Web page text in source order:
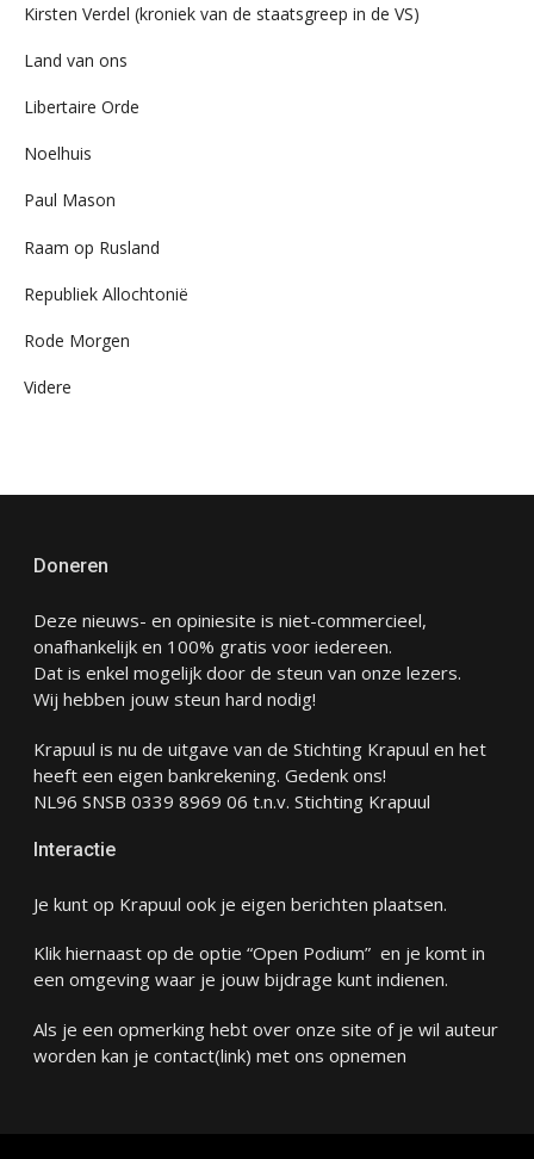
Kirsten Verdel (kroniek van de staatsgreep in de VS)
Land van ons
Libertaire Orde
Noelhuis
Paul Mason
Raam op Rusland
Republiek Allochtonië
Rode Morgen
Videre
Doneren
Deze nieuws- en opiniesite is niet-commercieel,
onafhankelijk en 100% gratis voor iedereen.
Dat is enkel mogelijk door de steun van onze lezers.
Wij hebben jouw steun hard nodig!
Krapuul is nu de uitgave van de Stichting Krapuul en het
heeft een eigen bankrekening. Gedenk ons!
NL96 SNSB 0339 8969 06 t.n.v. Stichting Krapuul
Interactie
Je kunt op Krapuul ook je eigen berichten plaatsen.
Klik hiernaast op de optie “Open Podium” en je komt in
een omgeving waar je jouw bijdrage kunt indienen.
Als je een opmerking hebt over onze site of je wil auteur
worden kan je contact(link) met ons opnemen